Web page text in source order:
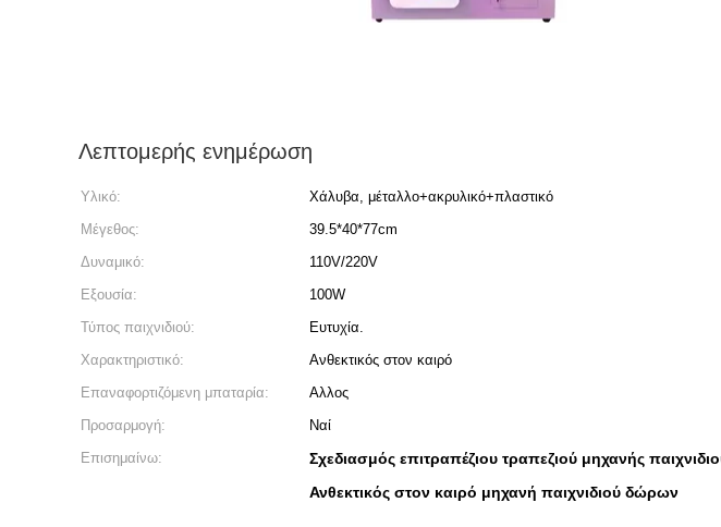
Λεπτομερής ενημέρωση
Υλικό: Χάλυβα, μέταλλο+ακρυλικό+πλαστικό
Μέγεθος:
39.5*40*77cm
Δυναμικό:
110V/220V
Εξουσία:
100W
Τύπος παιχνιδιού:
Ευτυχία.
Χαρακτηριστικό:
Ανθεκτικός στον καιρό
Επαναφορτιζόμενη μπαταρία:
Αλλος
Προσαρμογή:
Ναί
Επισημαίνω:
Σχεδιασμός επιτραπέζιου τραπεζιού μηχανής
Ανθεκτικός στον καιρό μηχανή παιχνιδιού δώρων